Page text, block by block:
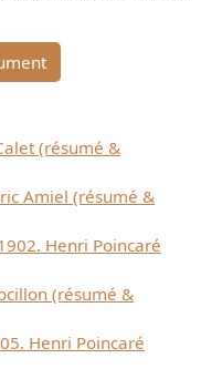
(résumé &
Amiel (résumé &
1902. Henri Poincaré
(résumé &
Henri Poincaré